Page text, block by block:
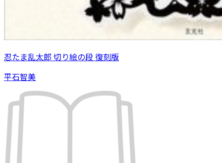
忍たま乱太郎 切り絵の段 復刻版
平石智美